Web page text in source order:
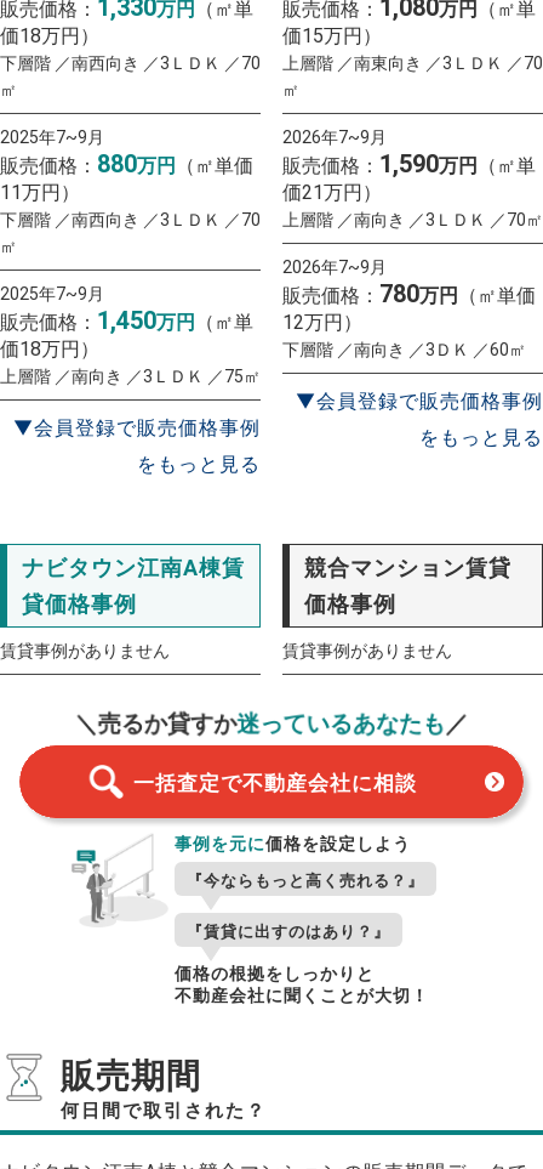
販売価格： 1,330万円
（㎡単
価18万円）
下層階 ／南西向き ／3ＬＤＫ ／70
㎡
2025年7~9月
販売価格： 880万円
（㎡単価
11万円）
下層階 ／南西向き ／3ＬＤＫ ／70
㎡
2025年7~9月
販売価格： 1,450万円
（㎡単
価18万円）
上層階 ／南向き ／3ＬＤＫ ／75㎡
▼会員登録で販売価格事例
をもっと見る
販売価格： 1,080万円
（㎡単
価15万円）
上層階 ／南東向き ／3ＬＤＫ ／70
㎡
2026年7~9月
販売価格： 1,590万円
（㎡単
価21万円）
上層階 ／南向き ／3ＬＤＫ ／70㎡
2026年7~9月
販売価格： 780万円
（㎡単価
12万円）
下層階 ／南向き ／3ＤＫ ／60㎡
▼会員登録で販売価格事例
をもっと見る
ナビタウン江南A棟賃
貸価格事例
賃貸事例がありません
競合マンション賃貸
価格事例
賃貸事例がありません
＼売るか貸すか迷っているあなたも／
一括査定で不動産会社に相談
一括査定 スタート！
事例を元に価格を設定しよう
『今ならもっと高く売れる？』
『賃貸に出すのはあり？』
価格の根拠をしっかりと
不動産会社に聞くことが大切！
販売期間
何日間で取引された？